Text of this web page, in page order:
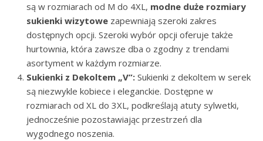
są w rozmiarach od M do 4XL, modne duże rozmiary
sukienki wizytowe zapewniają szeroki zakres
dostępnych opcji. Szeroki wybór opcji oferuje także
hurtownia, która zawsze dba o zgodny z trendami
asortyment w każdym rozmiarze.
Sukienki z Dekoltem „V”: Sukienki z dekoltem w serek
są niezwykle kobiece i eleganckie. Dostępne w
rozmiarach od XL do 3XL, podkreślają atuty sylwetki,
jednocześnie pozostawiając przestrzeń dla
wygodnego noszenia.